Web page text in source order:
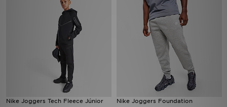
Nike Joggers Tech Fleece Júnior Nike Joggers Foundation